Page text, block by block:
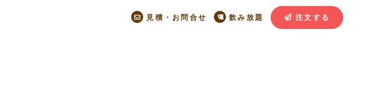
見積・お問合せ 飲み放題 注文する